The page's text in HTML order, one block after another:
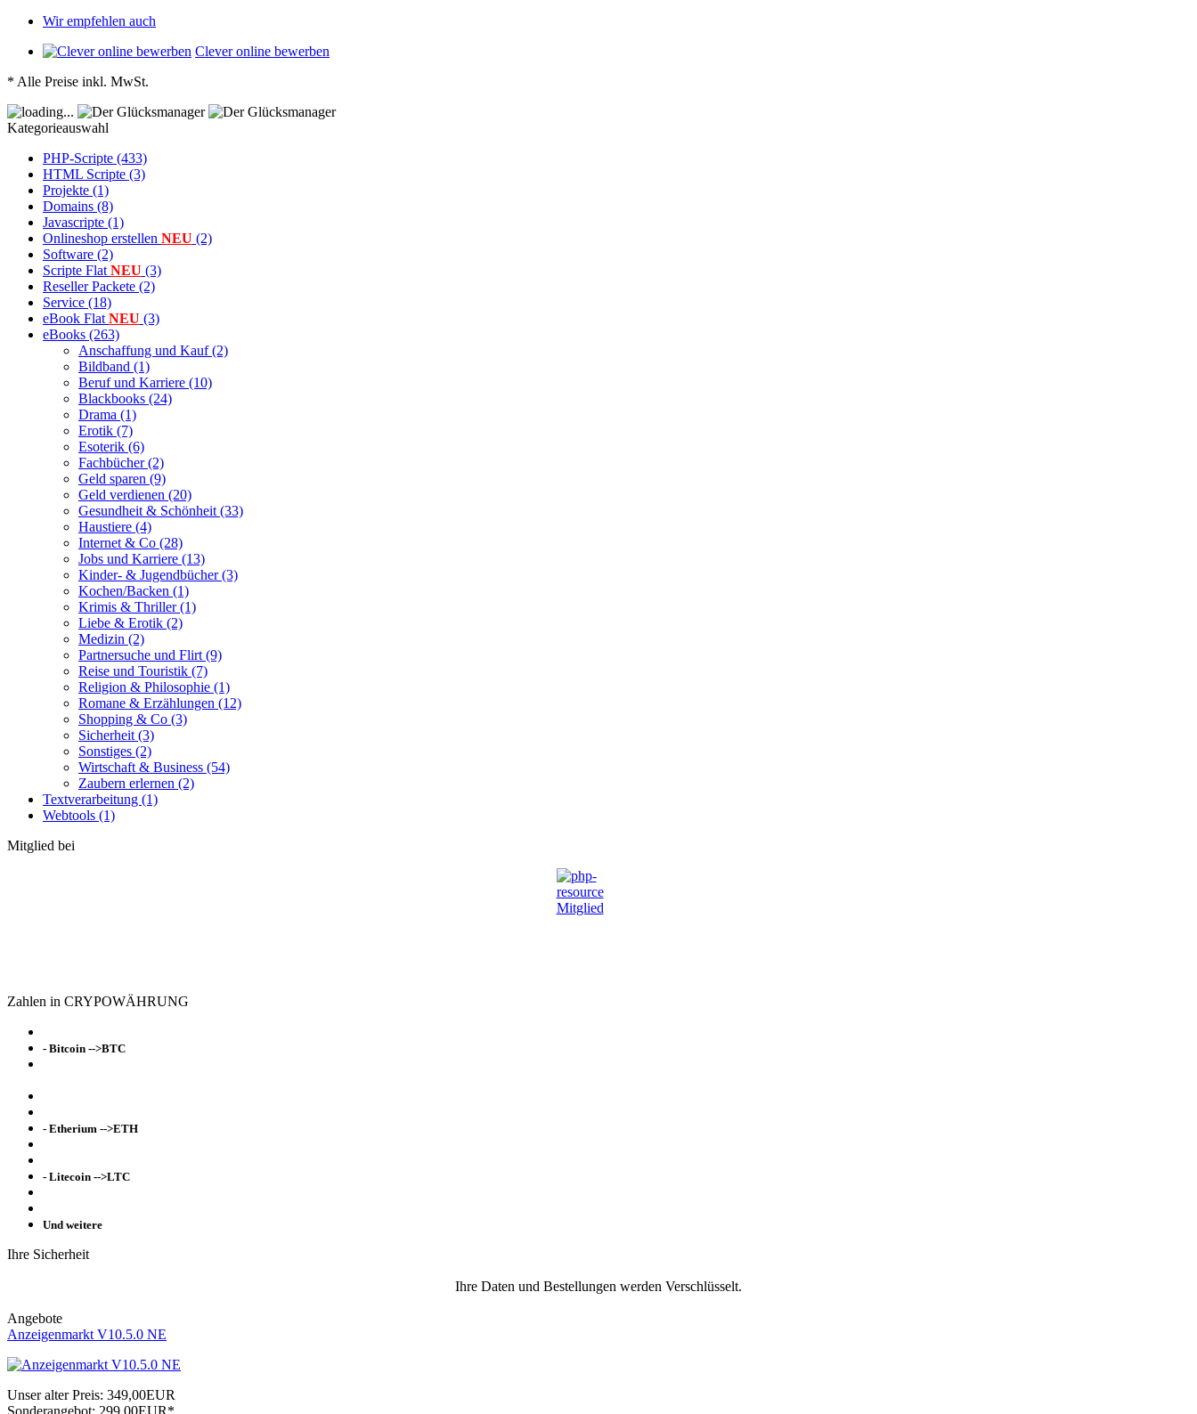
Wir empfehlen auch
Clever online bewerben
* Alle Preise inkl. MwSt.
Kategorieauswahl
PHP-Scripte (433)
HTML Scripte (3)
Projekte (1)
Domains (8)
Javascripte (1)
Onlineshop erstellen NEU (2)
Software (2)
Scripte Flat NEU (3)
Reseller Packete (2)
Service (18)
eBook Flat NEU (3)
eBooks (263)
Anschaffung und Kauf (2)
Bildband (1)
Beruf und Karriere (10)
Blackbooks (24)
Drama (1)
Erotik (7)
Esoterik (6)
Fachbücher (2)
Geld sparen (9)
Geld verdienen (20)
Gesundheit & Schönheit (33)
Haustiere (4)
Internet & Co (28)
Jobs und Karriere (13)
Kinder- & Jugendbücher (3)
Kochen/Backen (1)
Krimis & Thriller (1)
Liebe & Erotik (2)
Medizin (2)
Partnersuche und Flirt (9)
Reise und Touristik (7)
Religion & Philosophie (1)
Romane & Erzählungen (12)
Shopping & Co (3)
Sicherheit (3)
Sonstiges (2)
Wirtschaft & Business (54)
Zaubern erlernen (2)
Textverarbeitung (1)
Webtools (1)
Mitglied bei
Zahlen in CRYPOWÄHRUNG
- Bitcoin -->BTC
- Etherium -->ETH
- Litecoin -->LTC
Und weitere
Ihre Sicherheit
Ihre Daten und Bestellungen werden Verschlüsselt.
Angebote
Anzeigenmarkt V10.5.0 NE
Unser alter Preis: 349,00EUR